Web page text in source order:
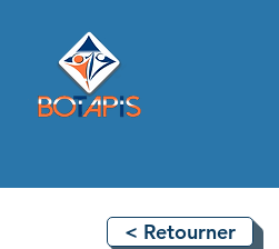
< Retourner